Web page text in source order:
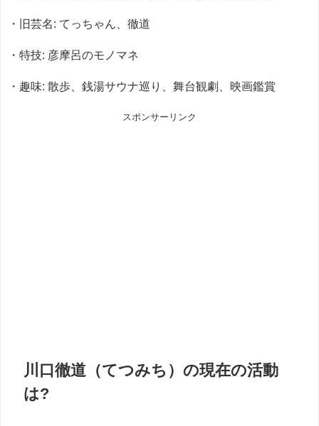
・旧芸名: てっちゃん、徹道
・特技: 彦摩呂のモノマネ
・趣味: 散歩、銭湯サウナ巡り、舞台観劇、映画鑑賞
スポンサーリンク
川口徹道（てつみち）の現在の活動
は?